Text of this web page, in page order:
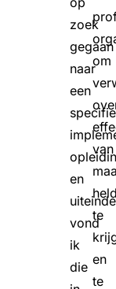
zoek
gegaan
naar
een
en
vond
ik
die
om
van
te
en
te